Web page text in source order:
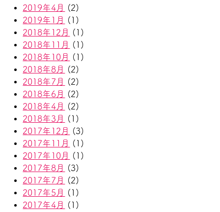
2019年4月
(2)
2019年1月
(1)
2018年12月
(1)
2018年11月
(1)
2018年10月
(1)
2018年8月
(2)
2018年7月
(2)
2018年6月
(2)
2018年4月
(2)
2018年3月
(1)
2017年12月
(3)
2017年11月
(1)
2017年10月
(1)
2017年8月
(3)
2017年7月
(2)
2017年5月
(1)
2017年4月
(1)